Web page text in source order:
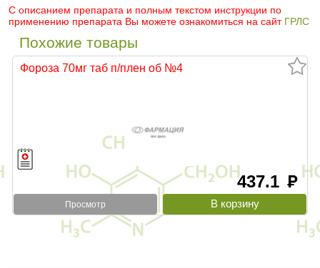
С описанием препарата и полным текстом инструкции по
применению препарата Вы можете ознакомиться на сайт ГРЛС
Похожие товары
Фороза 70мг таб п/плен об №4
437.1 руб
Просмотр